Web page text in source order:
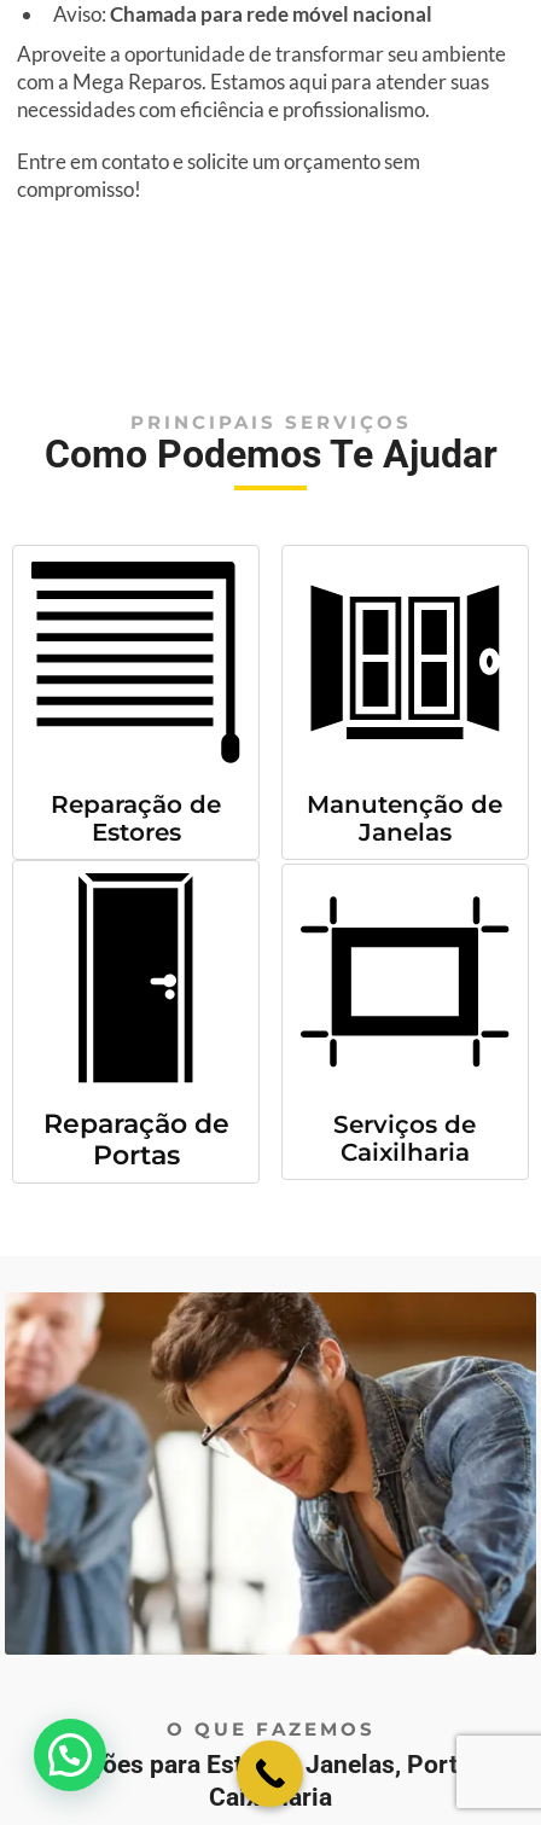
Aviso:Chamada para rede móvel nacional
Aproveite a oportunidade de transformar seu ambiente
com a Mega Reparos. Estamos aqui para atender suas
necessidades com eficiência e profissionalismo.
Entre em contato e solicite um orçamento sem
compromisso!
PRINCIPAIS SERVIÇOS
Como Podemos Te Ajudar
Reparação de
Estores
Manutenção de
Janelas
Reparação de
Portas
Serviços de
Caixilharia
O QUE FAZEMOS
Soluções para Estores, Janelas, Portas e
Caixilharia
💬 Como podemos ajudar?